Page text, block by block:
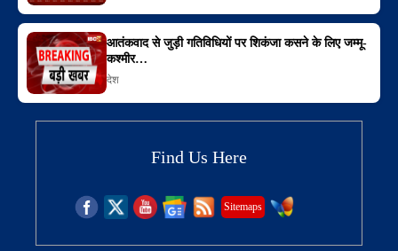
आतंकवाद से जुड़ी गतिविधियों पर शिकंजा कसने के लिए जम्मू-
कश्मीर…
देश
Find Us Here
Sitemaps